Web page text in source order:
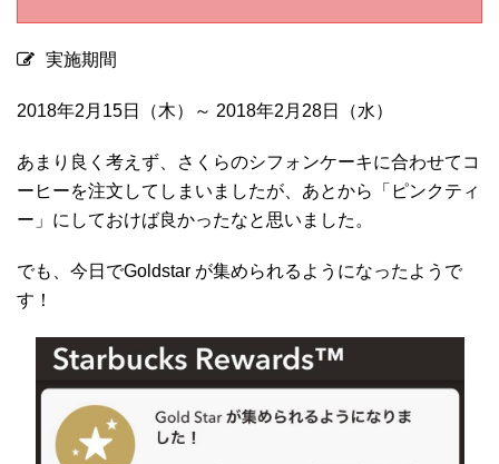
実施期間
2018年2月15日（木）～ 2018年2月28日（水）
あまり良く考えず、さくらのシフォンケーキに合わせてコ
ーヒーを注文してしまいましたが、あとから「ピンクティ
ー」にしておけば良かったなと思いました。
でも、今日でGoldstar が集められるようになったようで
す！